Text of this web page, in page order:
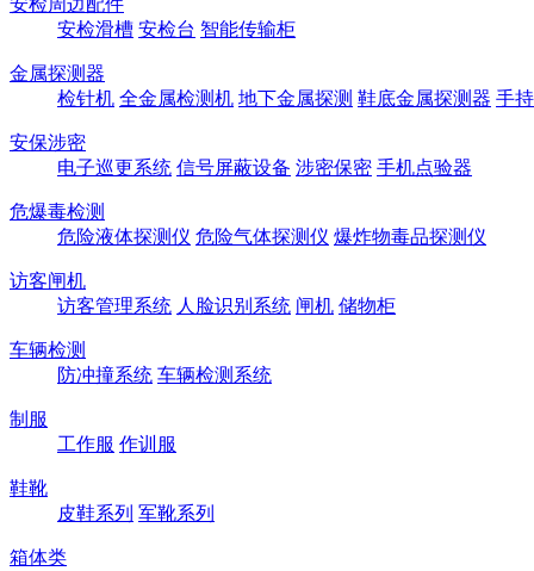
安检周边配件
安检滑槽 安检台 智能传输柜
金属探测器
检针机 全金属检测机 地下金属探测 鞋底金属探测器 手
安保涉密
电子巡更系统 信号屏蔽设备 涉密保密 手机点验器
危爆毒检测
危险液体探测仪 危险气体探测仪 爆炸物毒品探测仪
访客闸机
访客管理系统 人脸识别系统 闸机 储物柜
车辆检测
防冲撞系统 车辆检测系统
制服
工作服 作训服
鞋靴
皮鞋系列 军靴系列
箱体类